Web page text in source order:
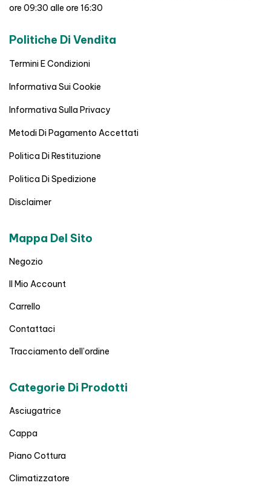
ore 09:30 alle ore 16:30
Politiche Di Vendita
Termini E Condizioni
Informativa Sui Cookie
Informativa Sulla Privacy
Metodi Di Pagamento Accettati
Politica Di Restituzione
Politica Di Spedizione
Disclaimer
Mappa Del Sito
Negozio
Il Mio Account
Carrello
Contattaci
Tracciamento dell’ordine
Categorie Di Prodotti
Asciugatrice
Cappa
Piano Cottura
Climatizzatore